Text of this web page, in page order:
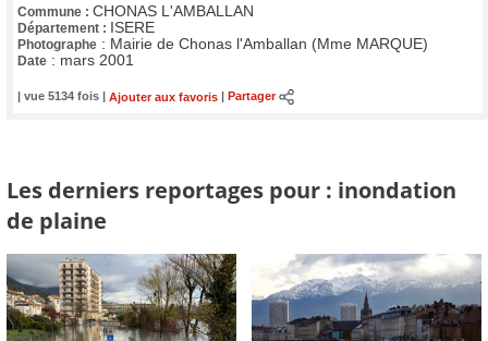
Commune : CHONAS L'AMBALLAN
Département : ISERE
Photographe : Mairie de Chonas l'Amballan (Mme MARQUE)
Date : mars 2001
| vue 5134 fois | Ajouter aux favoris Partager
Les derniers reportages pour : inondation
de plaine